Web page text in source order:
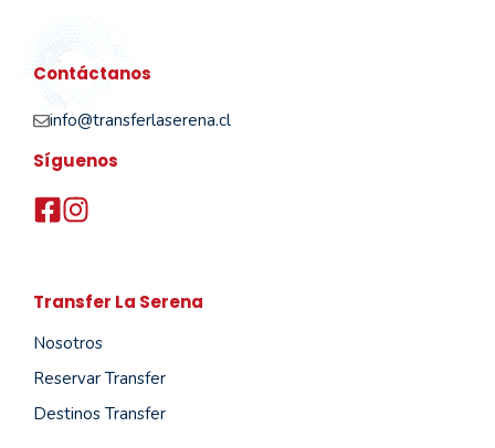
Contáctanos
info@transferlaserena.cl
Síguenos
Transfer La Serena
Nosotros
Reservar Transfer
Destinos Transfer